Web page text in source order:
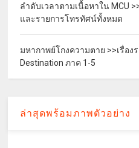
ลำดับเวลาตามเนื้อหาใน MCU
และรายการโทรทัศน์ทั้งหมด
มหากาพย์โกงความตาย >>เรื่อง
Destination ภาค 1-5
ล่าสุดพร้อมภาพตัวอย่าง